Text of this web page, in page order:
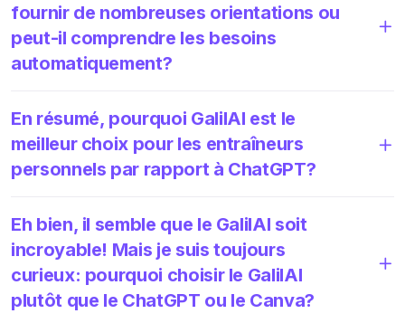
fournir de nombreuses orientations ou
peut-il comprendre les besoins
automatiquement?
En résumé, pourquoi GalilAI est le
meilleur choix pour les entraîneurs
personnels par rapport à ChatGPT?
Eh bien, il semble que le GalilAI soit
incroyable! Mais je suis toujours
curieux: pourquoi choisir le GalilAI
plutôt que le ChatGPT ou le Canva?